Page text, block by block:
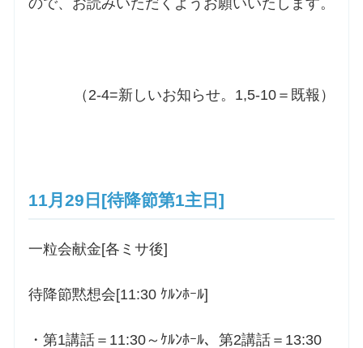
ので、お読みいただくようお願いいたします。
（2-4=新しいお知らせ。1,5-10＝既報）
11月29日[待降節第1主日]
一粒会献金[各ミサ後]
待降節黙想会[11:30 ｹﾙﾝﾎｰﾙ]
・第1講話＝11:30～ｹﾙﾝﾎｰﾙ、第2講話＝13:30